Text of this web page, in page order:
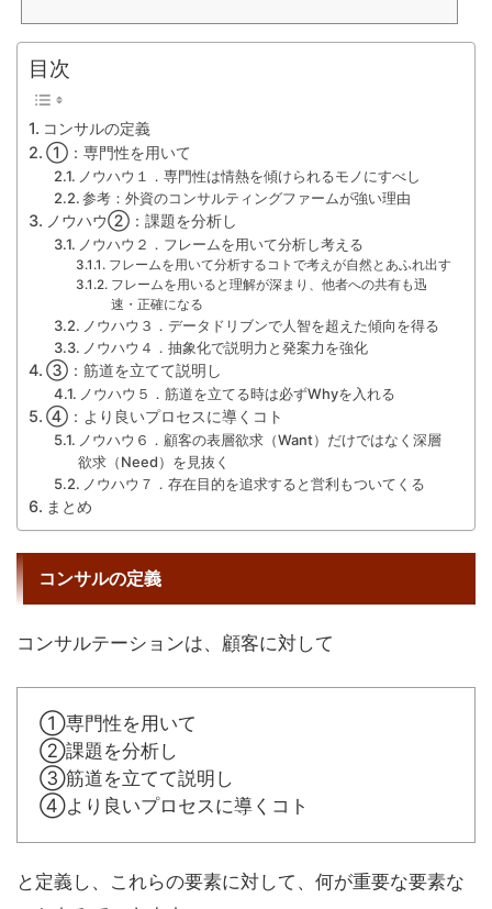
目次
コンサルの定義
①：専門性を用いて
ノウハウ１．専門性は情熱を傾けられるモノにすべし
参考：外資のコンサルティングファームが強い理由
ノウハウ②：課題を分析し
ノウハウ２．フレームを用いて分析し考える
フレームを用いて分析するコトで考えが自然とあふれ出す
フレームを用いると理解が深まり、他者への共有も迅
速・正確になる
ノウハウ３．データドリブンで人智を超えた傾向を得る
ノウハウ４．抽象化で説明力と発案力を強化
③：筋道を立てて説明し
ノウハウ５．筋道を立てる時は必ずWhyを入れる
④：より良いプロセスに導くコト
ノウハウ６．顧客の表層欲求（Want）だけではなく深層
欲求（Need）を見抜く
ノウハウ７．存在目的を追求すると営利もついてくる
まとめ
コンサルの定義
コンサルテーションは、顧客に対して
①専門性を用いて
②課題を分析し
③筋道を立てて説明し
④より良いプロセスに導くコト
と定義し、これらの要素に対して、何が重要な要素な